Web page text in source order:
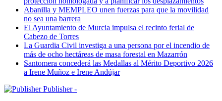
Abanilla y MEMPLEO unen fuerzas para que la movilidad
no sea una barrera
El Ayuntamiento de Murcia impulsa el recinto ferial de
Cabezo de Torres
La Guardia Civil investiga a una persona por el incendio de
más de ocho hectáreas de masa forestal en Mazarrón
Santomera concederá las Medallas al Mérito Deportivo 2026
a Irene Muñoz e Irene Andújar
Publisher -